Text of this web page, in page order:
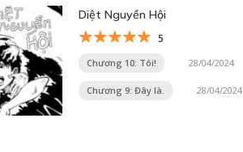
Diệt Nguyền Hội
5
Chương 10: Tôi! 28/04/2024
Chương 9: Đây là. 28/04/2024